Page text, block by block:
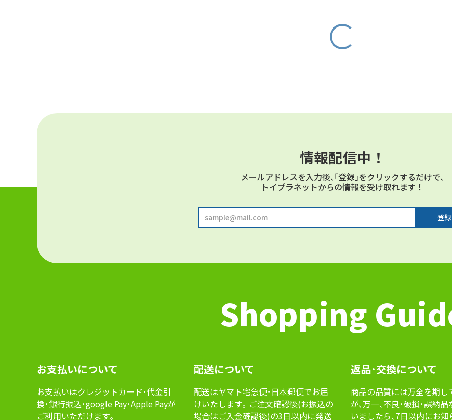
情報配信中！
メールアドレスを⼊⼒後､｢登録｣をクリックするだけで､
トイプラネットからの情報を受け取れます！
Shopping
お⽀払いについて
お⽀払いはクレジットカード･代⾦引
換･銀⾏振込･google Pay･Apple Payが
ご利⽤いただけます｡
配送について
配送はヤマト宅急便･⽇本郵便でお届
けいたします｡ ご注⽂確認後(お振込の
場合はご⼊⾦確認後)の3⽇以内に発送
返品･交換について
商品の品質には万全を期し
が､万⼀､不良･破損･誤納品
いましたら､7⽇以内にお知